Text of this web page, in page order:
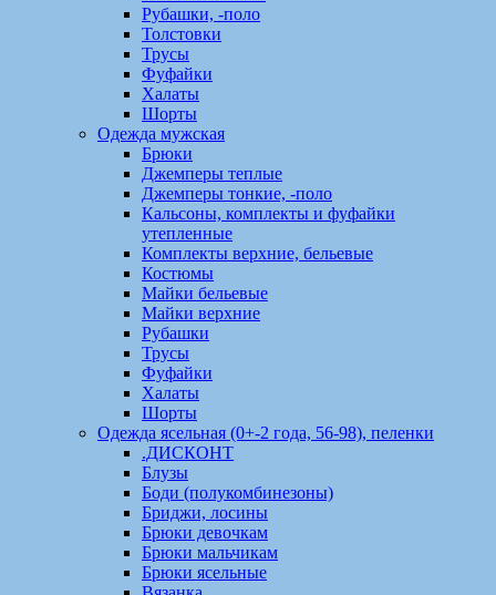
Рубашки, -поло
Толстовки
Трусы
Фуфайки
Халаты
Шорты
Одежда мужская
Брюки
Джемперы теплые
Джемперы тонкие, -поло
Кальсоны, комплекты и фуфайки
утепленные
Комплекты верхние, бельевые
Костюмы
Майки бельевые
Майки верхние
Рубашки
Трусы
Фуфайки
Халаты
Шорты
Одежда ясельная (0+-2 года, 56-98), пеленки
.ДИСКОНТ
Блузы
Боди (полукомбинезоны)
Бриджи, лосины
Брюки девочкам
Брюки мальчикам
Брюки ясельные